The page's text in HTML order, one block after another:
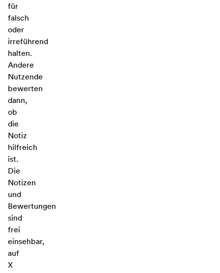
für
falsch
oder
irreführend
halten.
Andere
Nutzende
bewerten
dann,
ob
die
Notiz
hilfreich
ist.
Die
Notizen
und
Bewertungen
sind
frei
einsehbar,
auf
X